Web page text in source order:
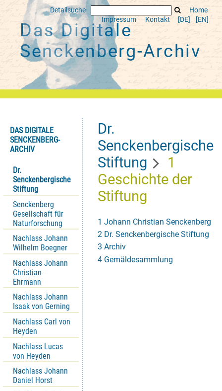
Detailsuche
Home
Impressum
Kontakt [DE] [EN]
Das Digitale
Senckenberg-Archiv
DAS DIGITALE
SENCKENBERG-
ARCHIV
Dr.
Senckenbergische
Stiftung
Senckenberg
Gesellschaft für
Naturforschung
Nachlass Johann
Wilhelm Boegner
Nachlass Johann
Christian
Ehrmann
Nachlass Johann
Isaak von Gerning
Nachlass Carl von
Heyden
Nachlass Lucas
von Heyden
Nachlass Johann
Daniel Horst
Dr.
Senckenbergische
Stiftung
1
Geschichte der
Stiftung
1 Johann Christian Senckenberg
2 Dr. Senckenbergische Stiftung
3 Archiv
4 Gemäldesammlung